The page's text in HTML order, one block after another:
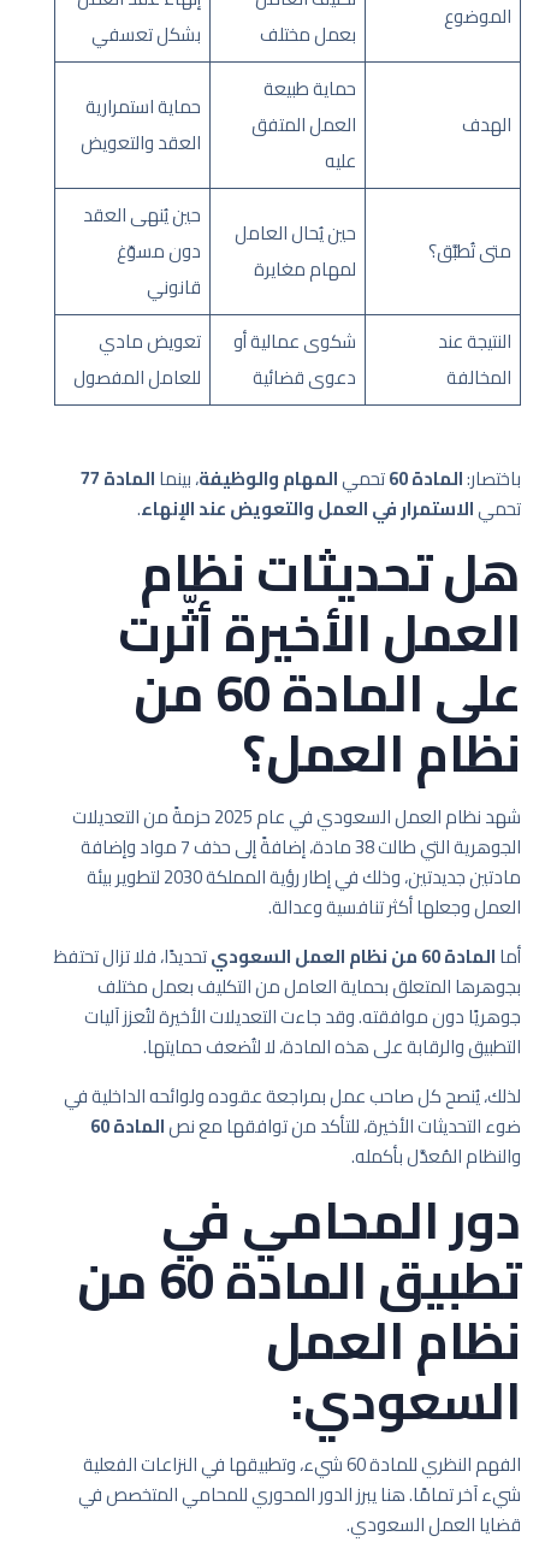
الموضوع
بعمل مختلف
بشكل تعسفي
الهدف
حماية طبيعة
العمل المتفق
عليه
حماية استمرارية
العقد والتعويض
متى تُطبَّق؟
حين يُحال العامل
لمهام مغايرة
حين يُنهى العقد
دون مسوّغ
قانوني
النتيجة عند
المخالفة
شكوى عمالية أو
دعوى قضائية
تعويض مادي
للعامل المفصول
باختصار:المادة 60 تحميالمهام والوظيفة، بينماالمادة 77
تحميالاستمرار في العمل والتعويض عند الإنهاء.
هل تحديثات نظام
العمل الأخيرة أثّرت
على المادة 60 من
نظام العمل؟
شهد نظام العمل السعودي في عام 2025 حزمةً من التعديلات
الجوهرية التي طالت 38 مادة، إضافةً إلى حذف 7 مواد وإضافة
مادتين جديدتين، وذلك في إطار رؤية المملكة 2030 لتطوير بيئة
العمل وجعلها أكثر تنافسية وعدالة.
أماالمادة 60 من نظام العمل السعودي
تحديدًا، فلا تزال تحتفظ
بجوهرها المتعلق بحماية العامل من التكليف بعمل مختلف
جوهريًا دون موافقته. وقد جاءت التعديلات الأخيرة لتُعزز آليات
التطبيق والرقابة على هذه المادة، لا لتُضعف حمايتها.
لذلك، يُنصح كل صاحب عمل بمراجعة عقوده ولوائحه الداخلية في
ضوء التحديثات الأخيرة، للتأكد من توافقها مع نصالمادة 60
والنظام المُعدَّل بأكمله.
دور المحامي في
تطبيق المادة 60 من
نظام العمل
السعودي:
الفهم النظري للمادة 60 شيء، وتطبيقها في النزاعات الفعلية
شيء آخر تمامًا. هنا يبرز الدور المحوري للمحامي المتخصص في
قضايا العمل السعودي.